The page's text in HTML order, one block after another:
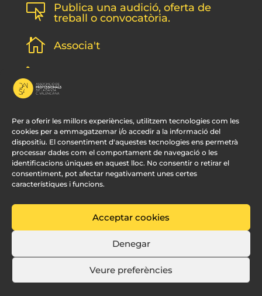
Per a oferir les millors experiències, utilitzem tecnologies com les
cookies per a emmagatzemar i/o accedir a la informació del
dispositiu. El consentiment d'aquestes tecnologies ens permetrà
processar dades com el comportament de navegació o les
identificacions úniques en aquest lloc. No consentir o retirar el
consentiment, pot afectar negativament unes certes
característiques i funcions.
Acceptar cookies
Denegar
Veure preferències

Publica una audició, oferta de
treball o convocatòria.
 Associa't
l
Disseny Web Valencia:Innobing